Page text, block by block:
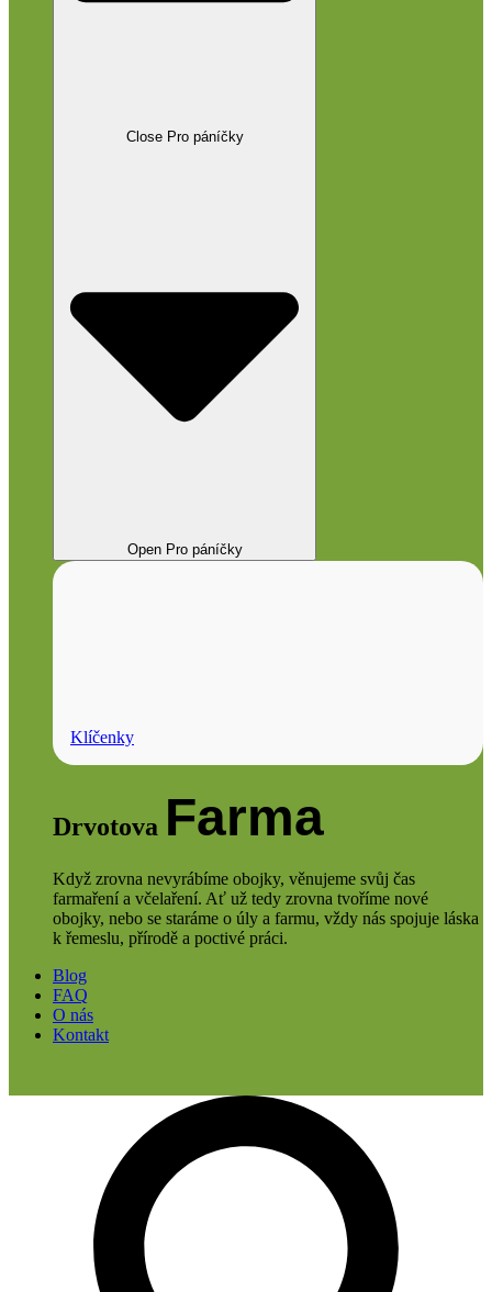
Close Pro páníčky
Open Pro páníčky
Klíčenky
Drvotova Farma
Když zrovna nevyrábíme obojky, věnujeme svůj čas
farmaření a včelaření. Ať už tedy zrovna tvoříme nové
obojky, nebo se staráme o úly a farmu, vždy nás spojuje láska
k řemeslu, přírodě a poctivé práci.
Blog
FAQ
O nás
Kontakt